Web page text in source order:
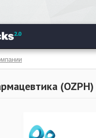
(OZPH)